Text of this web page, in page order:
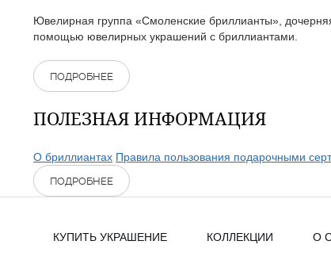
Ювелирная группа «Смоленские бриллианты»,
помощью ювелирных украшений с бриллиантами.
ПОДРОБНЕЕ
ПОЛЕЗНАЯ ИНФОРМАЦИЯ
О бриллиантах Правила пользования подарочными
ПОДРОБНЕЕ
КУПИТЬ УКРАШЕНИЕ КОЛЛЕКЦИИ О